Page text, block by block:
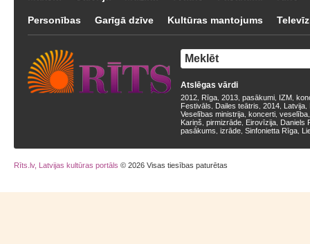
Personības Garīgā dzīve Kultūras mantojums
Atslēgas vārdi
2012 Rīga 2013 pasākumi IZM
Festivāls
Dailes teātris 2014 Latvija
Veselības ministrija koncerti veselība
Kariņš pirmizrāde Eirovīzija Daniels
pasākums izrāde Sinfonietta Rīga
Rīts.lv, Latvijas kultūras portāls © 2026 Visas tiesības paturētas